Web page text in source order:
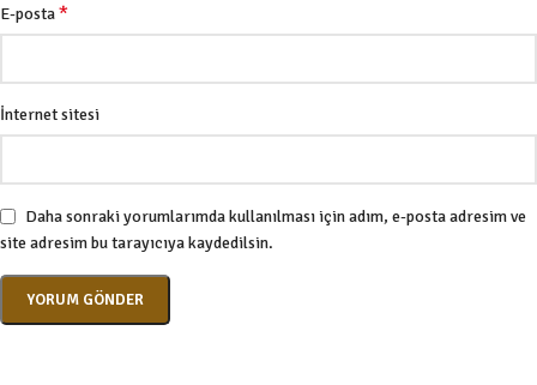
E-posta*
İnternet sitesi
Daha sonraki yorumlarımda kullanılması için adım, e-posta adresim ve
site adresim bu tarayıcıya kaydedilsin.